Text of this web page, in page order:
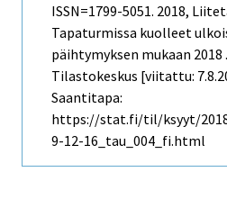
ISSN=1799-5051. 2018,
Tapaturmissa kuolleet
päihtymyksen mukaan 2018
Tilastokeskus [viitattu:
Saantitapa:
https://stat.fi/til/ksyyt/
9-12-16_tau_004_fi.html